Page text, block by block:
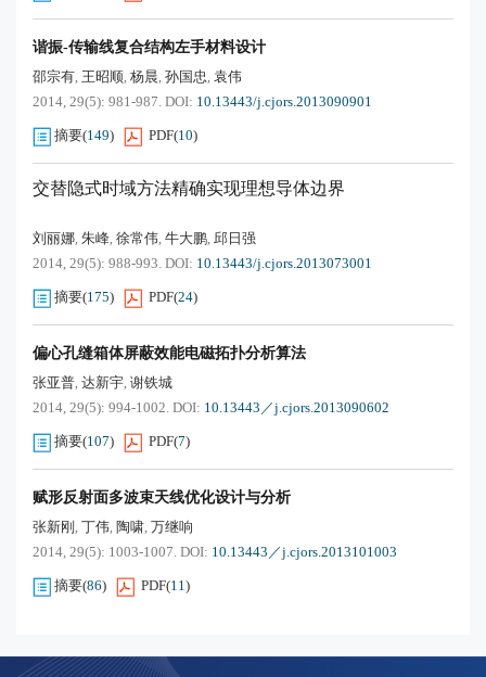
谐振-传输线复合结构左手材料设计
邵宗有, 王昭顺, 杨晨, 孙国忠, 袁伟
2014, 29(5): 981-987. DOI: 10.13443/j.cjors.2013090901
摘要(149) PDF(10)
交替隐式时域方法精确实现理想导体边界
刘丽娜, 朱峰, 徐常伟, 牛大鹏, 邱日强
2014, 29(5): 988-993. DOI: 10.13443/j.cjors.2013073001
摘要(175) PDF(24)
偏心孔缝箱体屏蔽效能电磁拓扑分析算法
张亚普, 达新宇, 谢铁城
2014, 29(5): 994-1002. DOI: 10.13443／j.cjors.2013090602
摘要(107) PDF(7)
赋形反射面多波束天线优化设计与分析
张新刚 , 丁伟, 陶啸, 万继响
2014, 29(5): 1003-1007. DOI: 10.13443／j.cjors.2013101003
摘要(86) PDF(11)